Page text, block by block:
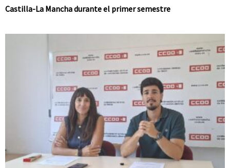
Castilla-La Mancha durante el primer semestre